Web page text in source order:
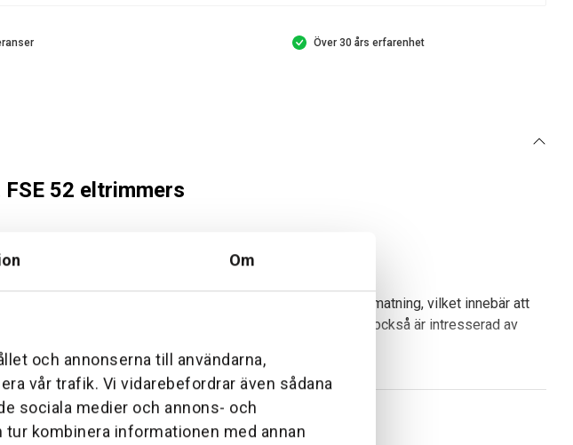
Om
och annonserna till användarna,
vår trafik. Vi vidarebefordrar även sådana
sociala medier och annons- och
kombinera informationen med annan
Över 30 års erfarenhet
52 eltrimmers
Huvudet är utrustat med två trådar och halvautomatisk matning, vilket innebär att
gångar och andra detaljer i trädgårdsmiljö. Du kanske också är intresserad av